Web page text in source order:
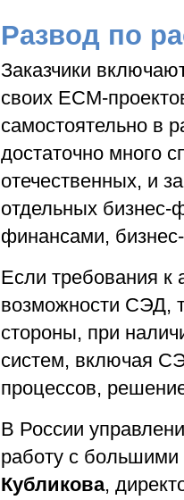
Развод по
Заказчики
своих ЕСМ-
самостоятельно в
достаточно много
отечественных, и
отдельных бизнес-
финансами,
Если требования к
возможности СЭД,
стороны, при
систем, включая
процессов,
В России
работу с
Кубликова,